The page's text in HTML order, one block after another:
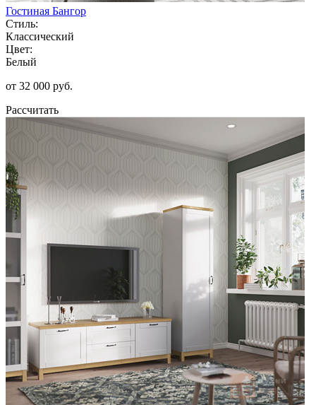
Гостиная Бангор
Стиль:
Классический
Цвет:
Белый
от 32 000 руб.
Рассчитать